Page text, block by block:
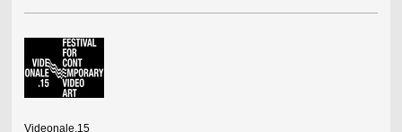
Videonale.15